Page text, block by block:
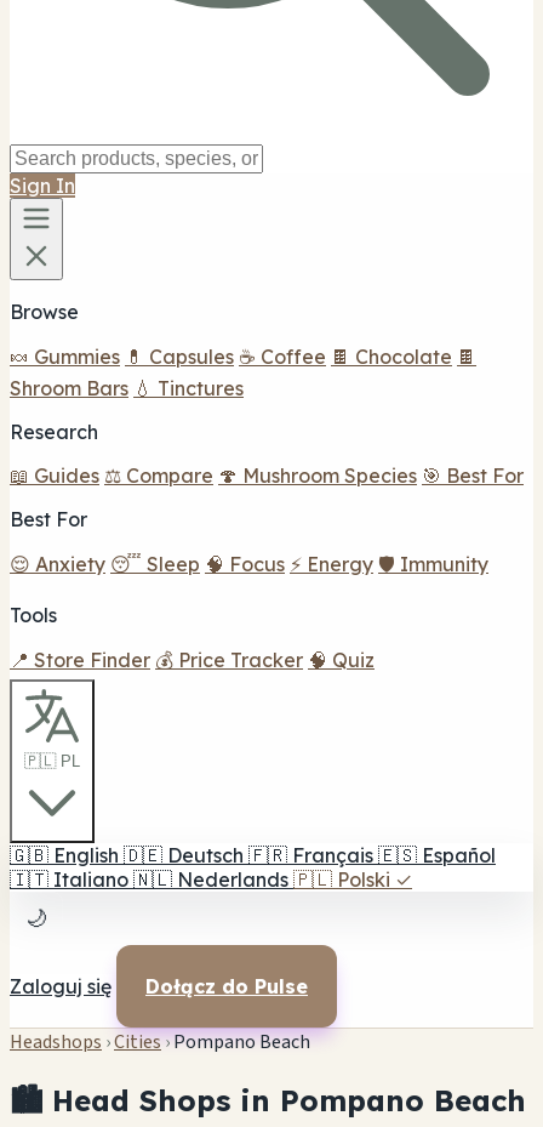
Sign In
Browse
🍬 Gummies 💊 Capsules ☕ Coffee 🍫 Chocolate 🍫
Shroom Bars 💧 Tinctures
Research
📖 Guides ⚖️ Compare 🍄 Mushroom Species 🎯 Best For
Best For
😌 Anxiety 😴 Sleep 🧠 Focus ⚡ Energy 🛡️ Immunity
Tools
📍 Store Finder 💰 Price Tracker 🧠 Quiz
🇵🇱 PL
🇬🇧 English 🇩🇪 Deutsch 🇫🇷 Français 🇪🇸 Español
🇮🇹 Italiano 🇳🇱 Nederlands 🇵🇱 Polski ✓
🌙
Zaloguj się Dołącz do Pulse
Headshops ›Cities›Pompano Beach
🏙️ Head Shops in Pompano Beach